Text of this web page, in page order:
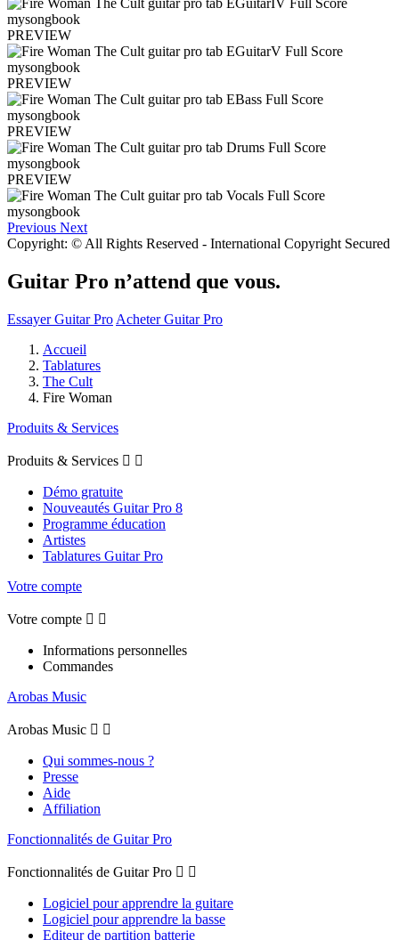
PREVIEW
PREVIEW
PREVIEW
PREVIEW
Previous Next
Copyright: © All Rights Reserved - International Copyright Secured
Guitar Pro n’attend que vous.
Essayer Guitar Pro Acheter Guitar Pro
Accueil
Tablatures
The Cult
Fire Woman
Produits & Services
Produits & Services  
Démo gratuite
Nouveautés Guitar Pro 8
Programme éducation
Artistes
Tablatures Guitar Pro
Votre compte
Votre compte  
Informations personnelles
Commandes
Arobas Music
Arobas Music  
Qui sommes-nous ?
Presse
Aide
Affiliation
Fonctionnalités de Guitar Pro
Fonctionnalités de Guitar Pro  
Logiciel pour apprendre la guitare
Logiciel pour apprendre la basse
Editeur de partition batterie